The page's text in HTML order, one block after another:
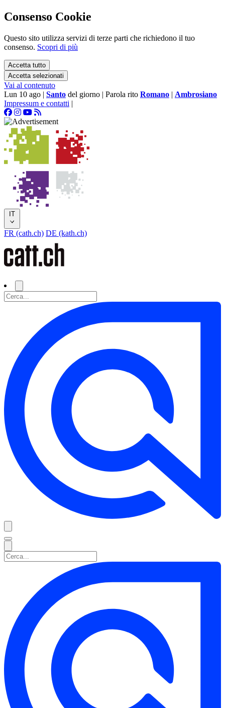
Consenso Cookie
Questo sito utilizza servizi di terze parti che richiedono il tuo
consenso. Scopri di più
Accetta tutto
Accetta selezionati
Vai al contenuto
Lun 10 ago | Santo del giorno | Parola rito Romano | Ambrosiano
Impressum e contatti |
IT
FR (cath.ch) DE (kath.ch)